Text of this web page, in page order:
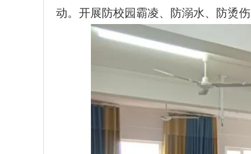
动。开展防校园霸凌、防溺水、防烫